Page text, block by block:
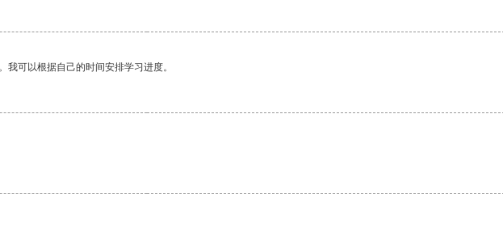
可以根据自己的时间安排学习进度。